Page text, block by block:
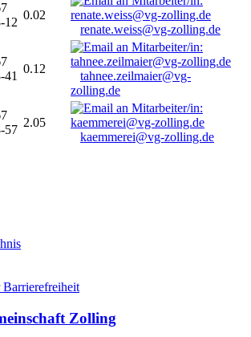
12
0.02
renate.weiss@vg-zolling.de
41
0.12
tahnee.zeilmaier@vg-
zolling.de
57
2.05
kaemmerei@vg-zolling.de
Zolling